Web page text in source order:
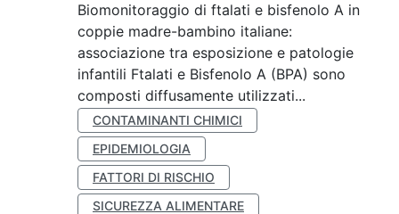
Biomonitoraggio di ftalati e bisfenolo A in
coppie madre-bambino italiane:
associazione tra esposizione e patologie
infantili Ftalati e Bisfenolo A (BPA) sono
composti diffusamente utilizzati...
CONTAMINANTI CHIMICI
EPIDEMIOLOGIA
FATTORI DI RISCHIO
SICUREZZA ALIMENTARE